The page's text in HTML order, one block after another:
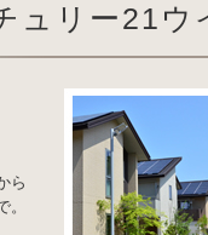
ュリー21ウ
ら